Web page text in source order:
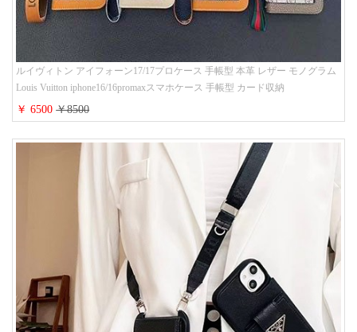
ルイヴィトン アイフォーン17/17プロケース 手帳型 本革 レザー モノグラム
Louis Vuitton iphone16/16promaxスマホケース 手帳型 カード収納
iphone15/14/13ケース ビジネス風 GUCCI galaxy s26/s25/s24ケース 手帳型 大
人 可愛い
￥ 6500￥8500